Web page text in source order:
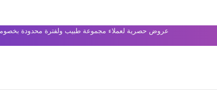
عروض حصرية لعملاء مجموعة طبيب ولفترة محدودة بخصومات